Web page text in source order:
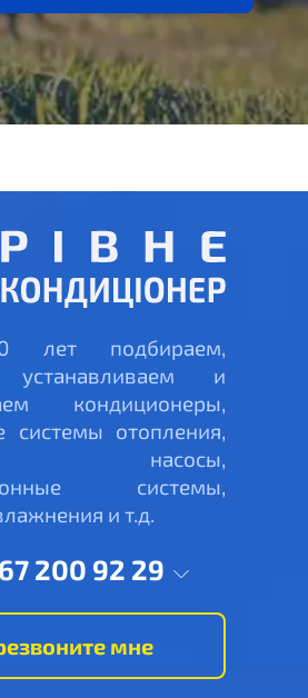
лет подбираем,
устанавливаем и
кондиционеры,
системы отопления,
насосы,
системы,
и т.д.
200 92 29
мне